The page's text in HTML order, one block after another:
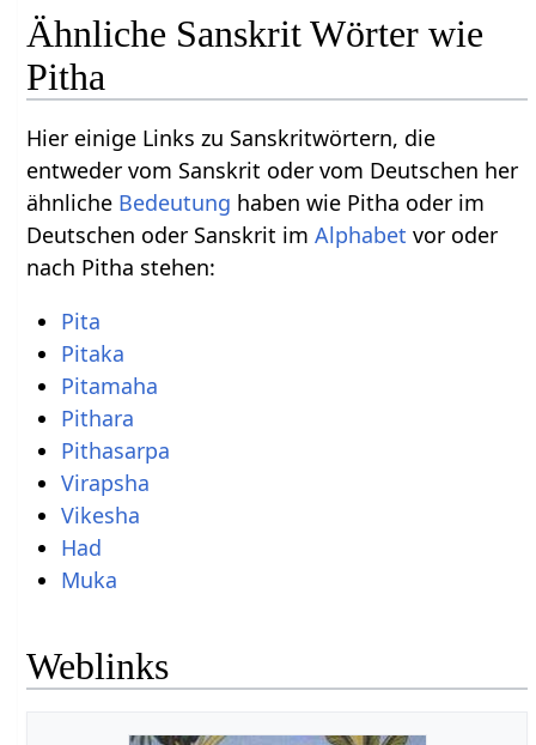
Ähnliche Sanskrit Wörter wie
Pitha
Hier einige Links zu Sanskritwörtern, die
entweder vom Sanskrit oder vom Deutschen her
ähnliche Bedeutung haben wie Pitha oder im
Deutschen oder Sanskrit imAlphabet vor oder
nach Pitha stehen:
Pita
Pitaka
Pitamaha
Pithara
Pithasarpa
Virapsha
Vikesha
Had
Muka
Weblinks